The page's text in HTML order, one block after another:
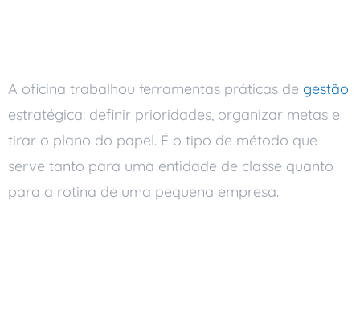
A oficina trabalhou ferramentas práticas de gestão
estratégica: definir prioridades, organizar metas e
tirar o plano do papel. É o tipo de método que
serve tanto para uma entidade de classe quanto
para a rotina de uma pequena empresa.